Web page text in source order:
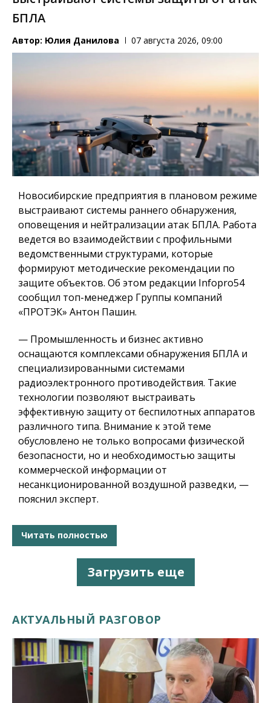
БПЛА
Автор: Юлия Данилова 07 августа 2026, 09:00
Новосибирские предприятия в плановом режиме
выстраивают системы раннего обнаружения,
оповещения и нейтрализации атак БПЛА. Работа
ведется во взаимодействии с профильными
ведомственными структурами, которые
формируют методические рекомендации по
защите объектов. Об этом редакции Infopro54
сообщил топ-менеджер Группы компаний
«ПРОТЭК» Антон Пашин.
— Промышленность и бизнес активно
оснащаются комплексами обнаружения БПЛА и
специализированными системами
радиоэлектронного противодействия. Такие
технологии позволяют выстраивать
эффективную защиту от беспилотных аппаратов
различного типа. Внимание к этой теме
обусловлено не только вопросами физической
безопасности, но и необходимостью защиты
коммерческой информации от
несанкционированной воздушной разведки, —
пояснил эксперт.
Читать полностью
Загрузить еще
АКТУАЛЬНЫЙ РАЗГОВОР